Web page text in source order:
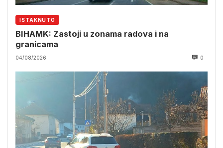
ISTAKNUTO
BIHAMK: Zastoji u zonama radova i na
granicama
04/08/2026 0